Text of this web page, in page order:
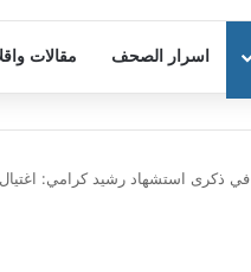
اسرار الصحف مقالات
ذكرى استشهاد رشيد كرامي: